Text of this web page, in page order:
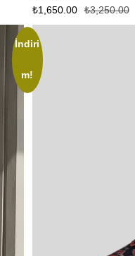
₺3,250.00
₺1,650.00
İndiri
m!